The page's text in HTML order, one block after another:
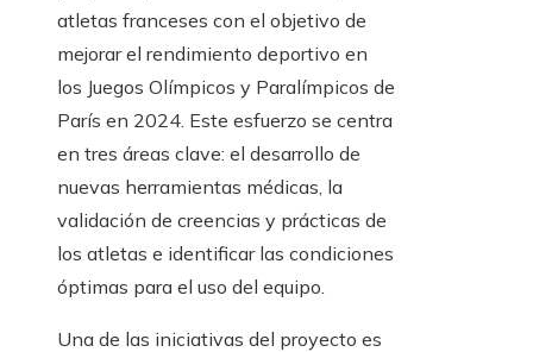
atletas franceses con el objetivo de
mejorar el rendimiento deportivo en
los Juegos Olímpicos y Paralímpicos de
París en 2024. Este esfuerzo se centra
en tres áreas clave: el desarrollo de
nuevas herramientas médicas, la
validación de creencias y prácticas de
los atletas e identificar las condiciones
óptimas para el uso del equipo.
Una de las iniciativas del proyecto es